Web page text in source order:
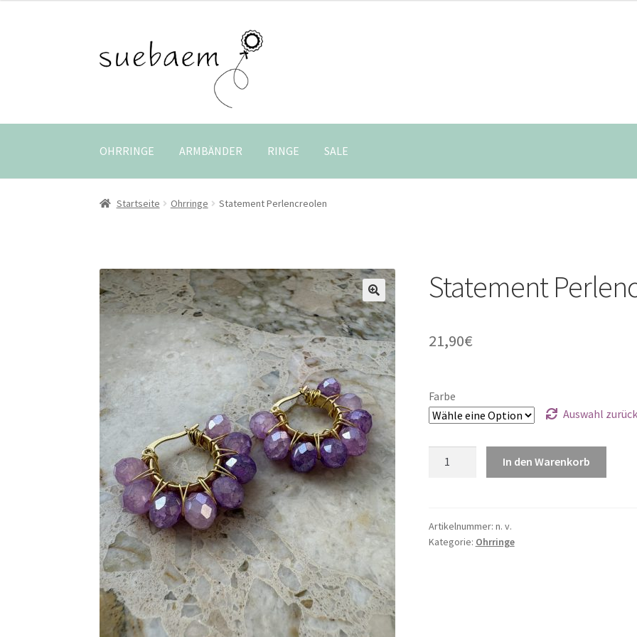
Navigation
Inhalt
OHRRINGE ARMBÄNDER RINGE SALE
Startseite Ohrringe Statement Perlencreolen
🔍
Statement
21,90€
Farbe
Auswahl
In den Warenkorb
Artikelnummer: n. v.
Kategorie: Ohrringe